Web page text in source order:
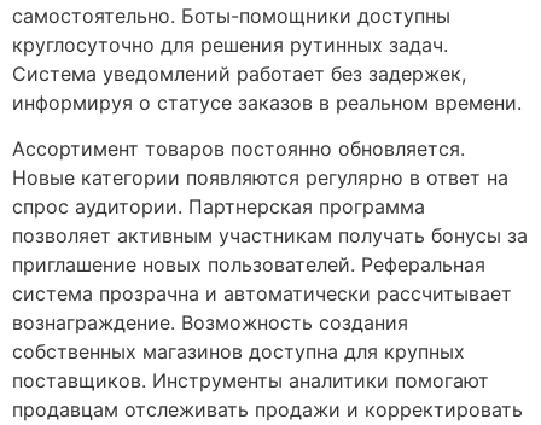
самостоятельно. Боты-помощники доступны
круглосуточно для решения рутинных задач.
Система уведомлений работает без задержек,
информируя о статусе заказов в реальном времени.
Ассортимент товаров постоянно обновляется.
Новые категории появляются регулярно в ответ на
спрос аудитории. Партнерская программа
позволяет активным участникам получать бонусы за
приглашение новых пользователей. Реферальная
система прозрачна и автоматически рассчитывает
вознаграждение. Возможность создания
собственных магазинов доступна для крупных
поставщиков. Инструменты аналитики помогают
продавцам отслеживать продажи и корректировать